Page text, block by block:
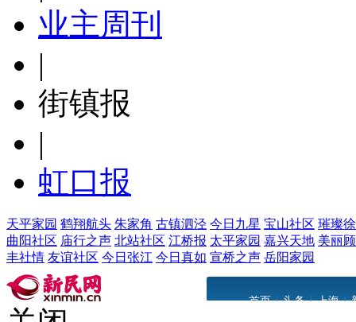
业主周刊
|
街镇报
|
虹口报
天平家园 鹤翔航头 朱家角 古镇泗泾 今日九星 宝山社区 璀璨
曲阳社区 庙行之声 北站社区 江桥报 太平家园 嘉兴天地 美丽
丰社情 友谊社区 今日张江 今日真如 宣桥之声 岳阳家园
首页 | 头条 | 上海 |